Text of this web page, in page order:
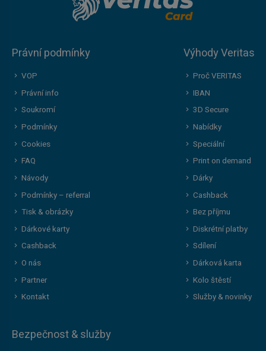
Právní podmínky
VOP
Právní info
Soukromí
Podmínky
Cookies
FAQ
Návody
Podmínky – referral
Tisk & obrázky
Dárkové karty
Cashback
O nás
Partner
Kontakt
Výhody Veritas
Proč VERITAS
IBAN
3D Secure
Nabídky
Speciální
Print on demand
Dárky
Cashback
Bez příjmu
Diskrétní platby
Sdílení
Dárková karta
Kolo štěstí
Služby & novinky
Bezpečnost & služby